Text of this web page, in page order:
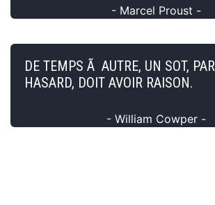
- Marcel Proust -
DE TEMPS Ã AUTRE, UN SOT, PAR
HASARD, DOIT AVOIR RAISON.
- William Cowper -